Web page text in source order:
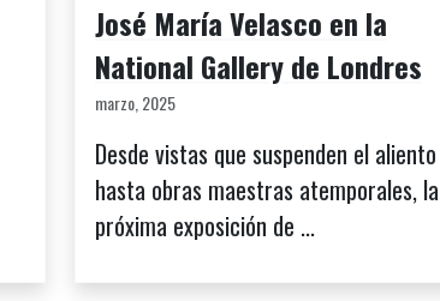
José María Velasco en la
National Gallery de Londres
marzo, 2025
Desde vistas que suspenden el aliento
hasta obras maestras atemporales, la
próxima exposición de ...